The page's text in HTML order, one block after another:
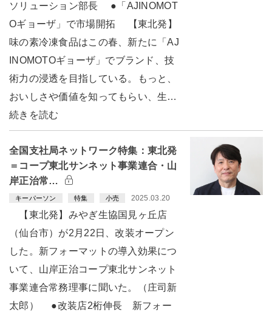
ソリューション部長 ●「AJINOMOT
Oギョーザ」で市場開拓 【東北発】
味の素冷凍食品はこの春、新たに「AJ
INOMOTOギョーザ」でブランド、技
術力の浸透を目指している。もっと、
おいしさや価値を知ってもらい、生…
続きを読む
全国支社局ネットワーク特集：東北発
＝コープ東北サンネット事業連合・山
岸正治常…
キーパーソン 特集 小売 2025.03.20
【東北発】みやぎ生協国見ヶ丘店
（仙台市）が2月22日、改装オープン
した。新フォーマットの導入効果につ
いて、山岸正治コープ東北サンネット
事業連合常務理事に聞いた。（庄司新
太郎） ●改装店2桁伸長 新フォー